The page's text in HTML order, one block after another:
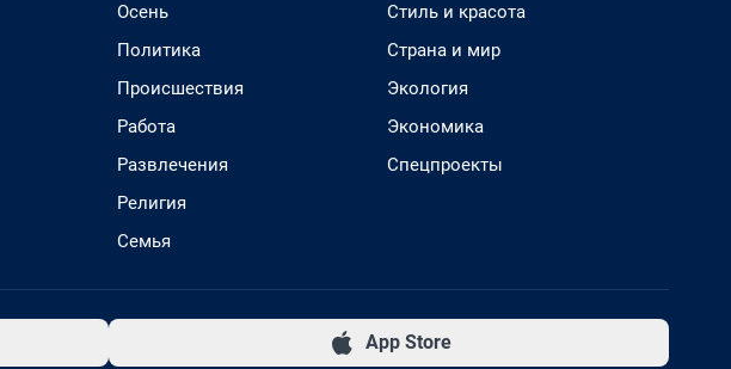
Осень
Политика
Происшествия
Работа
Развлечения
Религия
Семья
Стиль и красота
Страна и мир
Экология
Экономика
Спецпроекты
App Store